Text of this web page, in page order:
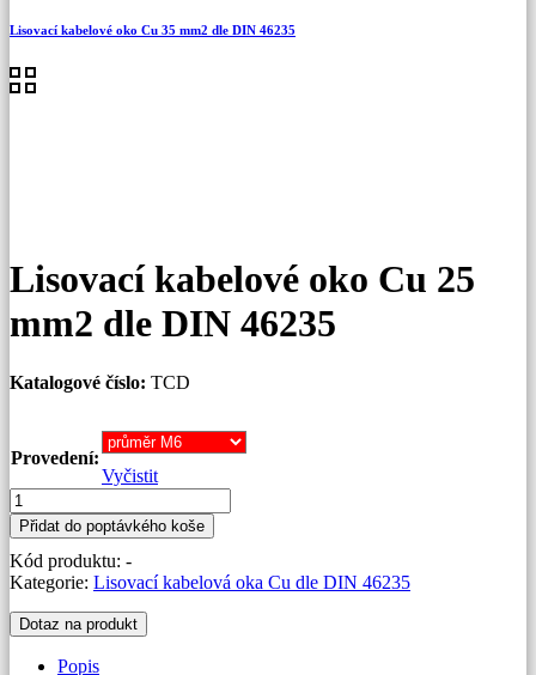
Lisovací kabelové oko Cu 35 mm2 dle DIN 46235
Lisovací kabelové oko Cu 25
mm2 dle DIN 46235
Katalogové číslo: TCD
Provedení:
Vyčistit
Lisovací
kabelové
oko
Cu
25
dle
46235
Přidat do poptávkého koše
Kód produktu: -
Kategorie: Lisovací kabelová oka Cu dle DIN 46235
Dotaz na produkt
Popis